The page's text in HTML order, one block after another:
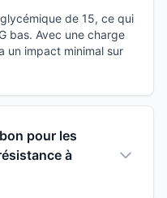
de 15, ce qui
bas. Avec une charge
un impact minimal sur
pour les
à